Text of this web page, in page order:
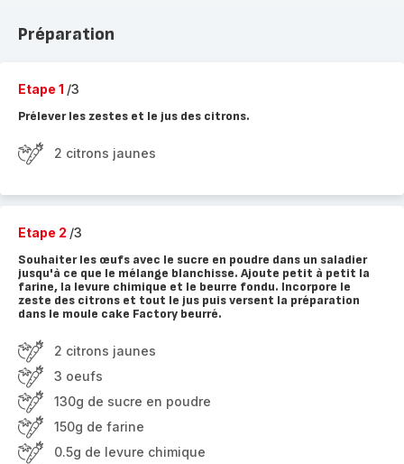
Préparation
Etape 1 /3
Prélever les zestes et le jus des citrons.
2 citrons jaunes
Etape 2 /3
Souhaiter les œufs avec le sucre en poudre dans un saladier
jusqu'à ce que le mélange blanchisse. Ajoute petit à petit la
farine, la levure chimique et le beurre fondu. Incorpore le
zeste des citrons et tout le jus puis versent la préparation
dans le moule cake Factory beurré.
2 citrons jaunes
3 oeufs
130g de sucre en poudre
150g de farine
0.5g de levure chimique